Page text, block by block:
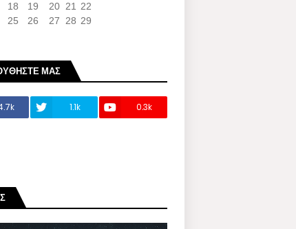
18 19 20 21
22
25 26 27 28 29
ΜΑΣ
1.1k 0.3k